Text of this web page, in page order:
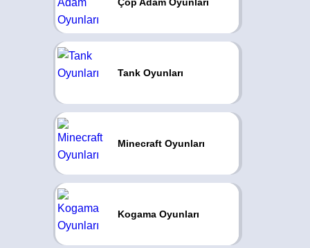
Tank Oyunları
Minecraft Oyunları
Kogama Oyunları